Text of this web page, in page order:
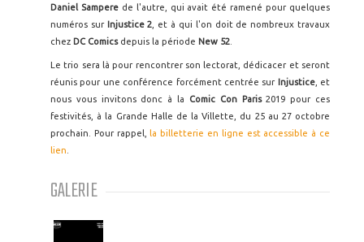
Daniel Sampere de l'autre, qui avait été ramené pour quelques
numéros sur Injustice 2 , et à qui l'on doit de nombreux travaux
chez DC Comics depuis la période New 52
Le trio sera là pour rencontrer son lectorat, dédicacer et seront
réunis pour une conférence forcément centrée sur Injustice, et
nous vous invitons donc à la Comic Con Paris2019 pour ces
festivités, à la Grande Halle de la Villette, du 25 au 27 octobre
prochain. Pour rappel, la billetterie en ligne est accessible à ce
lien
GALERIE